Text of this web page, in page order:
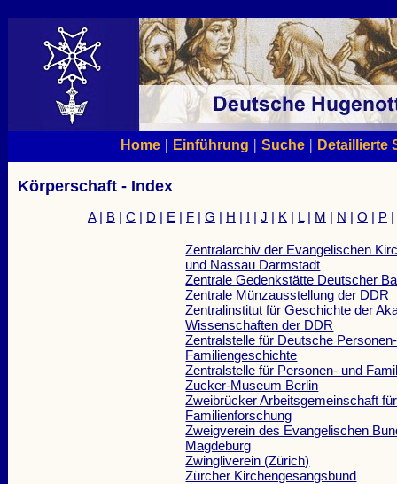
Home| Einführung | Suche| Detaillierte
Körperschaft - Index
A| B| C | D | E | F| G | H | I | J | K | L| M | N | O | P|
Zentralarchiv der Evangelischen
und Nassau Darmstadt
Zentrale Gedenkstätte Deutscher
Zentrale Münzausstellung der DDR
Zentralinstitut für Geschichte der
Wissenschaften der DDR
Zentralstelle für Deutsche
Familiengeschichte
Zentralstelle für Personen- und
Zucker-Museum Berlin
Zweibrücker Arbeitsgemeinschaft für
Familienforschung
Zweigverein des Evangelischen
Magdeburg
Zwingliverein (Zürich)
Zürcher Kirchengesangsbund